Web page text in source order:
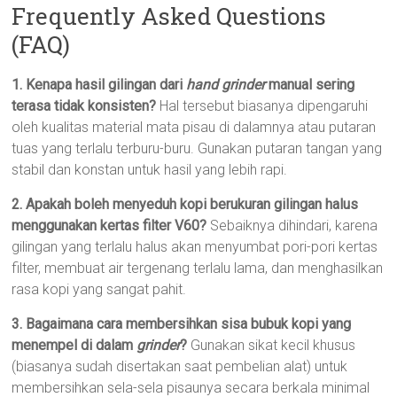
Frequently Asked Questions
(FAQ)
1. Kenapa hasil gilingan dari hand grindermanual sering
terasa tidak konsisten? Hal tersebut biasanya dipengaruhi
oleh kualitas material mata pisau di dalamnya atau putaran
tuas yang terlalu terburu-buru. Gunakan putaran tangan yang
stabil dan konstan untuk hasil yang lebih rapi.
2. Apakah boleh menyeduh kopi berukuran gilingan halus
menggunakan kertas filter V60? Sebaiknya dihindari, karena
gilingan yang terlalu halus akan menyumbat pori-pori kertas
filter, membuat air tergenang terlalu lama, dan menghasilkan
rasa kopi yang sangat pahit.
3. Bagaimana cara membersihkan sisa bubuk kopi yang
menempel di dalam grinder? Gunakan sikat kecil khusus
(biasanya sudah disertakan saat pembelian alat) untuk
membersihkan sela-sela pisaunya secara berkala minimal